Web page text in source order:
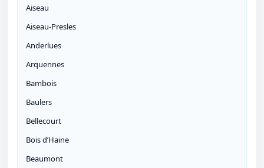
Aiseau
Aiseau-Presles
Anderlues
Arquennes
Bambois
Baulers
Bellecourt
Bois d’Haine
Beaumont